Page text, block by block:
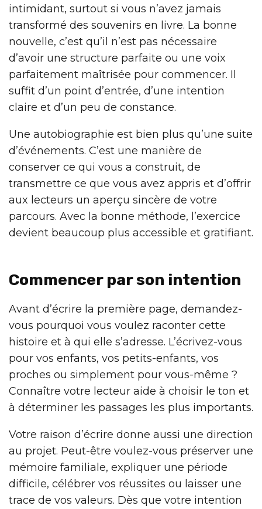
intimidant, surtout si vous n’avez jamais
transformé des souvenirs en livre. La bonne
nouvelle, c’est qu’il n’est pas nécessaire
d’avoir une structure parfaite ou une voix
parfaitement maîtrisée pour commencer. Il
suffit d’un point d’entrée, d’une intention
claire et d’un peu de constance.
Une autobiographie est bien plus qu’une suite
d’événements. C’est une manière de
conserver ce qui vous a construit, de
transmettre ce que vous avez appris et d’offrir
aux lecteurs un aperçu sincère de votre
parcours. Avec la bonne méthode, l’exercice
devient beaucoup plus accessible et gratifiant.
Commencer par son intention
Avant d’écrire la première page, demandez-
vous pourquoi vous voulez raconter cette
histoire et à qui elle s’adresse. L’écrivez-vous
pour vos enfants, vos petits-enfants, vos
proches ou simplement pour vous-même ?
Connaître votre lecteur aide à choisir le ton et
à déterminer les passages les plus importants.
Votre raison d’écrire donne aussi une direction
au projet. Peut-être voulez-vous préserver une
mémoire familiale, expliquer une période
difficile, célébrer vos réussites ou laisser une
trace de vos valeurs. Dès que votre intention